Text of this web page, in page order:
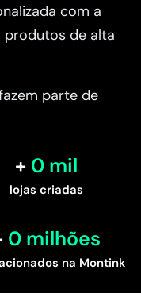
com a
produtos de alta
parte de
lojas criadas
0 mil
na Montink
0 milhões